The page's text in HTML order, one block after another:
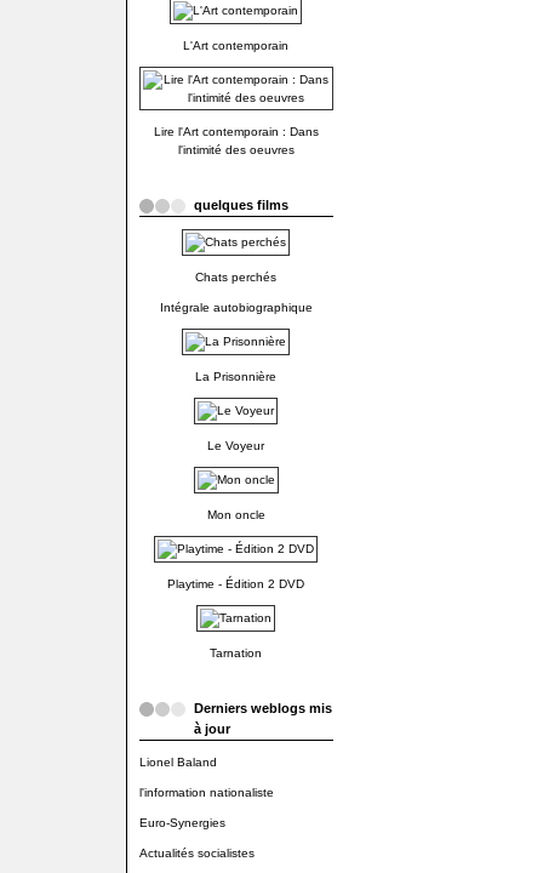
L'Art contemporain
Lire l'Art contemporain : Dans
l'intimité des oeuvres
quelques films
Chats perchés
Intégrale autobiographique
La Prisonnière
Le Voyeur
Mon oncle
Playtime - Édition 2 DVD
Tarnation
Derniers weblogs mis
à jour
Lionel Baland
l'information nationaliste
Euro-Synergies
Actualités socialistes